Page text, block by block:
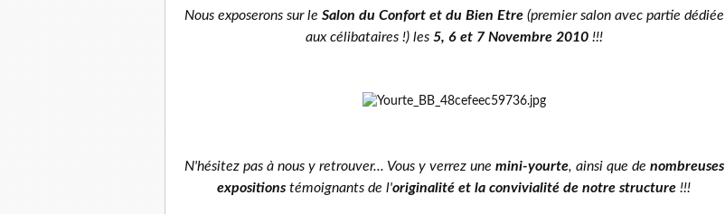
Nous exposerons sur le Salon du Confort et du Bien Etre(premier salon avec partie dédiée
aux célibataires !) les 5, 6 et 7 Novembre 2010!!!
N'hésitez pas à nous y retrouver... Vous y verrez une mini-yourte, ainsi que de nombreuses
expositions témoignants de l'originalité et la convivialité de notre structure !!!